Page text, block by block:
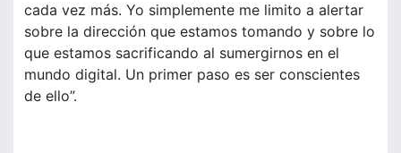
cada vez más. Yo simplemente me limito a alertar
sobre la dirección que estamos tomando y sobre lo
que estamos sacrificando al sumergirnos en el
mundo digital. Un primer paso es ser conscientes
de ello”.